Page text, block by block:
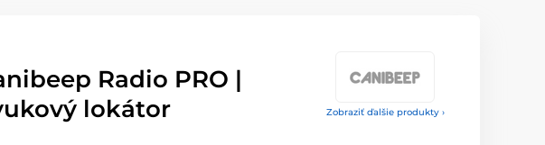
Zobraziť ďalšie produkty ›
Radio PRO |
lokátor